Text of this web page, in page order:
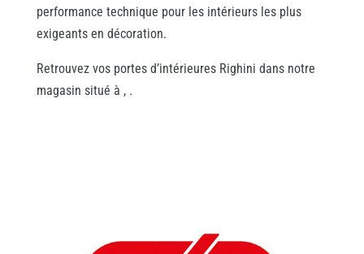
performance technique pour les intérieurs les plus
exigeants en décoration.
Retrouvez vos portes d’intérieures Righini dans notre
magasin situé à , .